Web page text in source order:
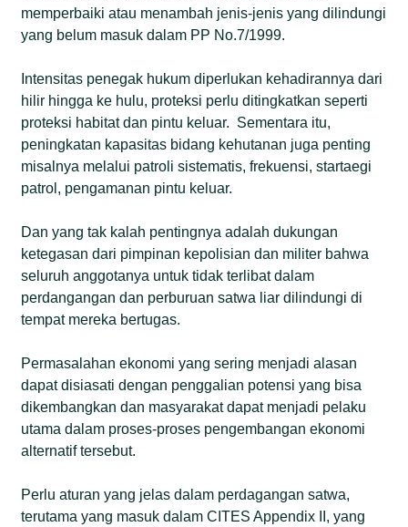
memperbaiki atau menambah jenis-jenis yang dilindungi
yang belum masuk dalam PP No.7/1999.
Intensitas penegak hukum diperlukan kehadirannya dari
hilir hingga ke hulu, proteksi perlu ditingkatkan seperti
proteksi habitat dan pintu keluar. Sementara itu,
peningkatan kapasitas bidang kehutanan juga penting
misalnya melalui patroli sistematis, frekuensi, startaegi
patrol, pengamanan pintu keluar.
Dan yang tak kalah pentingnya adalah dukungan
ketegasan dari pimpinan kepolisian dan militer bahwa
seluruh anggotanya untuk tidak terlibat dalam
perdangangan dan perburuan satwa liar dilindungi di
tempat mereka bertugas.
Permasalahan ekonomi yang sering menjadi alasan
dapat disiasati dengan penggalian potensi yang bisa
dikembangkan dan masyarakat dapat menjadi pelaku
utama dalam proses-proses pengembangan ekonomi
alternatif tersebut.
Perlu aturan yang jelas dalam perdagangan satwa,
terutama yang masuk dalam CITES Appendix II, yang